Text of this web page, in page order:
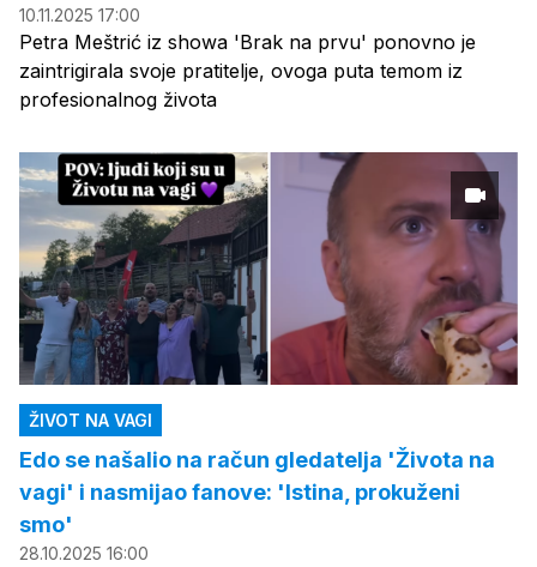
10.11.2025 17:00
Petra Meštrić iz showa 'Brak na prvu' ponovno je
zaintrigirala svoje pratitelje, ovoga puta temom iz
profesionalnog života
ŽIVOT NA VAGI
Edo se našalio na račun gledatelja 'Života na
vagi' i nasmijao fanove: 'Istina, prokuženi
smo'
28.10.2025 16:00